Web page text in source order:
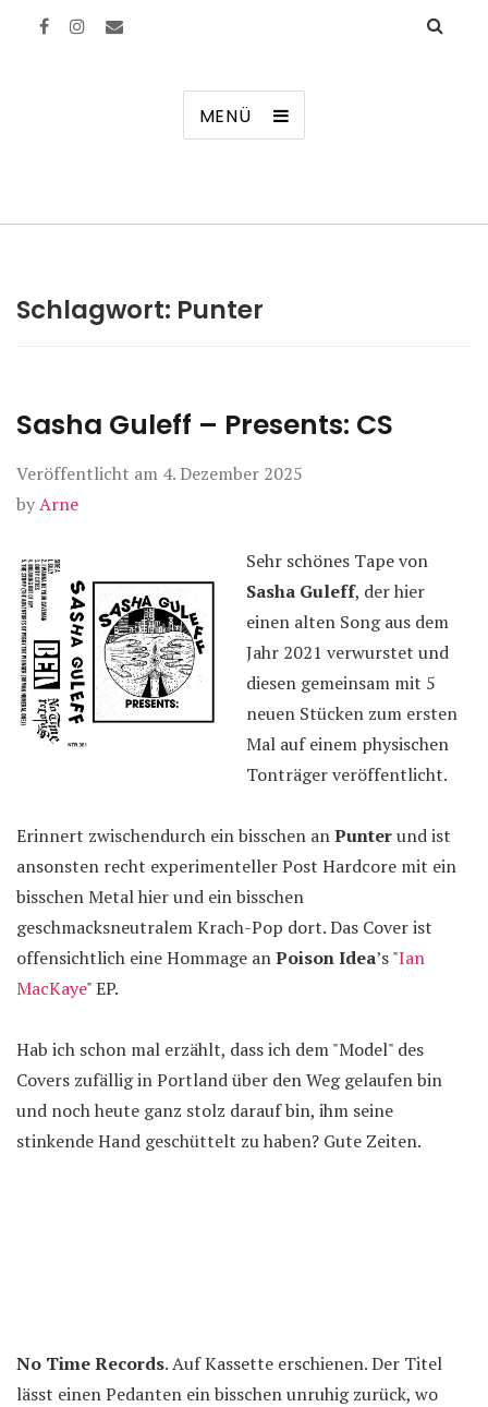
MENÜ
Schlagwort: Punter
Sasha Guleff – Presents: CS
Veröffentlicht am 4. Dezember 2025
byArne
Sehr schönes Tape von
Sasha Guleff, der hier
einen alten Song aus dem
Jahr 2021 verwurstet und
diesen gemeinsam mit 5
neuen Stücken zum ersten
Mal auf einem physischen
Tonträger veröffentlicht.
Erinnert zwischendurch ein bisschen anPunterund ist
ansonsten recht experimenteller Post Hardcore mit ein
bisschen Metal hier und ein bisschen
geschmacksneutralem Krach-Pop dort. Das Cover ist
offensichtlich eine Hommage anPoison Idea’s "Ian
MacKaye" EP.
Hab ich schon mal erzählt, dass ich dem "Model" des
Covers zufällig in Portland über den Weg gelaufen bin
und noch heute ganz stolz darauf bin, ihm seine
stinkende Hand geschüttelt zu haben? Gute Zeiten.
No Time Records. Auf Kassette erschienen. Der Titel
lässt einen Pedanten ein bisschen unruhig zurück, wo